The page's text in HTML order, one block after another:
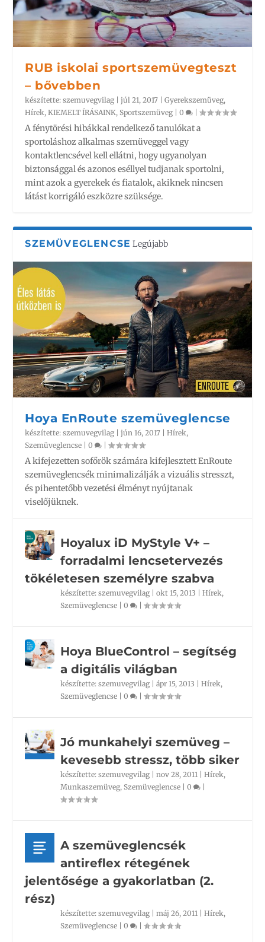
RUB iskolai sportszemüvegteszt
– bővebben
készítette:szemuvegvilag |júl 21, 2017 |Gyerekszemüveg,
Hírek,KIEMELT ÍRÁSAINK, Sportszemüveg |0 |
A fénytörési hibákkal rendelkező tanulókat a
sportoláshoz alkalmas szemüveggel vagy
kontaktlencsével kell ellátni, hogy ugyanolyan
biztonsággal és azonos eséllyel tudjanak sportolni,
mint azok a gyerekek és fiatalok, akiknek nincsen
látást korrigáló eszközre szüksége.
SZEMÜVEGLENCSE Legújabb
Hoya EnRoute szemüveglencse
készítette:szemuvegvilag |jún 16, 2017 |Hírek,
Szemüveglencse |0 |
A kifejezetten sofőrök számára kifejlesztett EnRoute
szemüveglencsék minimalizálják a vizuális stresszt,
és pihentetőbb vezetési élményt nyújtanak
viselőjüknek.
Hoyalux iD MyStyle V+ –
forradalmi lencsetervezés
tökéletesen személyre szabva
készítette:szemuvegvilag |okt 15, 2013 |Hírek,
Szemüveglencse |0 |
Hoya BlueControl – segítség
a digitális világban
készítette:szemuvegvilag |ápr 15, 2013 |Hírek,
Szemüveglencse |0 |
Jó munkahelyi szemüveg –
kevesebb stressz, több siker
készítette:szemuvegvilag |nov 28, 2011 |Hírek,
Munkaszemüveg, Szemüveglencse |0
A szemüveglencsék
antireflex rétegének
jelentősége a gyakorlatban (2.
rész)
készítette:szemuvegvilag |máj 26, 2011 |Hírek,
Szemüveglencse |0 |